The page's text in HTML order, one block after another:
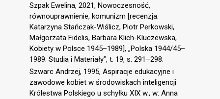
Szpak Ewelina, 2021, Nowoczesność,
równouprawnienie, komunizm [recenzja:
Katarzyna Stańczak-Wiślicz, Piotr Perkowski,
Małgorzata Fidelis, Barbara Klich-Kluczewska,
Kobiety w Polsce 1945–1989], „Polska 1944/45–
1989. Studia i Materiały”, t. 19, s. 291–298.
Szwarc Andrzej, 1995, Aspiracje edukacyjne i
zawodowe kobiet w środowiskach inteligencji
Królestwa Polskiego u schyłku XIX w., w: Anna